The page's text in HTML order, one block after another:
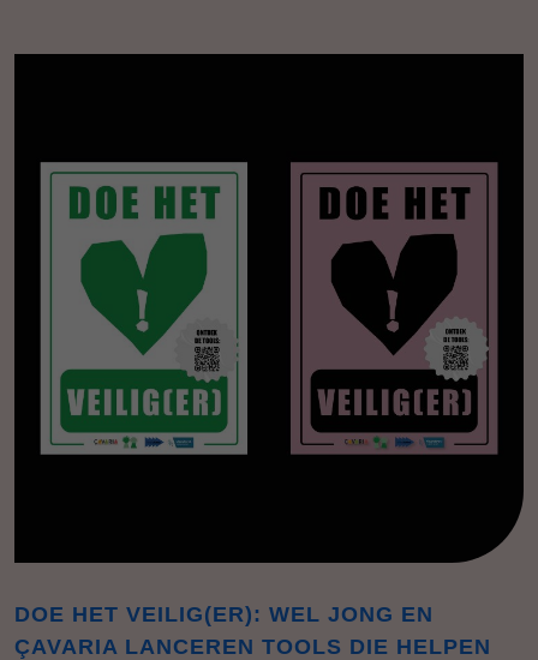
DOE HET VEILIG(ER): WEL JONG EN
ÇAVARIA LANCEREN TOOLS DIE HELPEN